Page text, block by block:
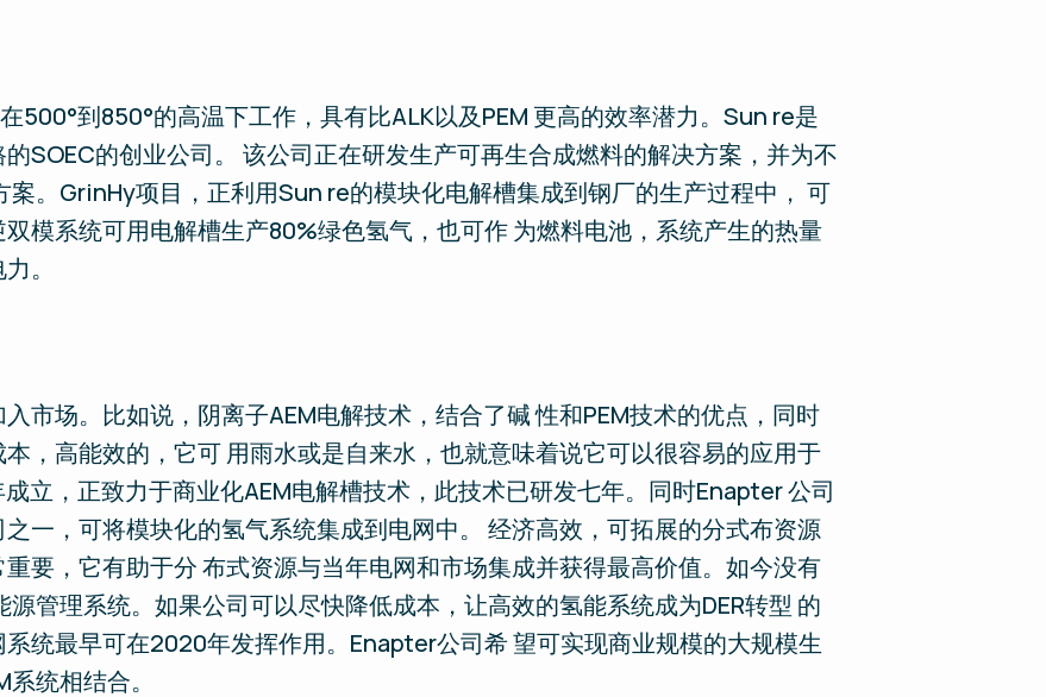
500°到850°的高温下工作，具有比ALK以及PEM 更高的效率潜力。Sun re是
SOEC的创业公司。 该公司正在研发生产可再生合成燃料的解决方案，并为不
案。GrinHy项目，正利用Sun re的模块化电解槽集成到钢厂的生产过程中， 可
模系统可用电解槽生产80%绿色氢气，也可作 为燃料电池，系统产生的热量
。
市场。比如说，阴离子AEM电解技术，结合了碱 性和PEM技术的优点，同时
，高能效的，它可 用雨水或是自来水，也就意味着说它可以很容易的应用于
立，正致力于商业化AEM电解槽技术，此技术已研发七年。同时Enapter 公司
一，可将模块化的氢气系统集成到电网中。 经济高效，可拓展的分式布资源
要，它有助于分 布式资源与当年电网和市场集成并获得最高价值。如今没有
管理系统。如果公司可以尽快降低成本，让高效的氢能系统成为DER转型 的
统最早可在2020年发挥作用。Enapter公司希 望可实现商业规模的大规模生
统相结合。